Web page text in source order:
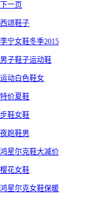
下一页
西颂鞋子
李宁女鞋冬季2015
男子鞋子运动鞋
运动白色鞋女
特价夏鞋
步鞋女鞋
夜跑鞋男
鸿星尔克鞋大减价
樱花女鞋
鸿星尔克女鞋保暖